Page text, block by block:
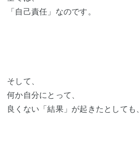
「自己責任」なのです。
そして、
何か自分にとって、
良くない「結果」が起きたとしても、